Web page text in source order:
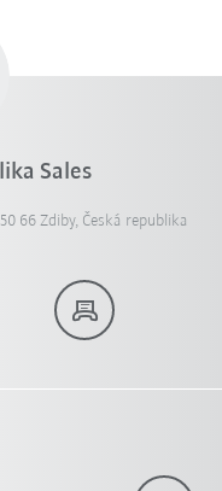
Sales
66 Zdiby, Česká republika